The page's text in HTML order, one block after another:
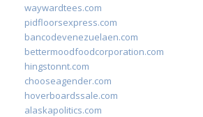
waywardtees.com
pidfloorsexpress.com
bancodevenezuelaen.com
bettermoodfoodcorporation.com
hingstonnt.com
chooseagender.com
hoverboardssale.com
alaskapolitics.com